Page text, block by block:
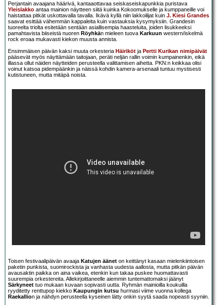
Perjantain avaajana häärivä, kantaaottavaa seiskaseiskapunkkia puristava
Yleislakko antaa mainion näytteen siitä kuinka Kokoomukselle ja kumppaneille voi
haistattaa pitkät uskottavalla tavalla. Ikävä kyllä niin lakkoilijat kuin J. Kiesi Grandes
saavat esittää vähemmän kappaleita kuin vastauksia kysymyksiin. Grandesin
tuoreelta triolta esitetään sentään asiallisempia haasteluita, joiden lisukkeeksi
pamahtavista biiseistä nuoren Röyhkän mieleen tuova Karkuun western/iskelmä
rock eroaa mukavasti kiekon muusta annista.
Ensimmäisen päivän kaksi muuta orkesteria Häiriköt ja Pertti Kurikan nimipäivät
pääsevät myös näyttämään taitojaan, peräti neljän rallin voimin kumpainenkin, eikä
illassa ollut näiden näytteiden perusteella valittamisen aihetta. PKN:n keikkaa olisi
voinut katsoa pidempäänkin ja näissä kohdin kamera-arsenaali tuntuu mystisesti
kutistuneen, mutta mitäpä noista.
Toisen festivaalipäivän avaaja Katujen äänet on keittänyt kasaan mielenkiintoisen
paketin punkista, suomirockista ja vanhasta uudesta aallosta, mutta pitkän päivän
avausaktin paikka on aina vaikea, etenkin kun takaa puskee huomattavasti
suurempia orkestereita. Allekirjoittaneelle aiemmin tuntemattomaksi jäänyt
Särkyneet tuo mukaan kuvaan sopivasti uutta. Ryhmän mainioilla koukuilla
ryyditetty renttupop kiekko Kaupungin kutsu hurmasi viime vuonna kollega
Raekallion ja nähdyn perusteella kyseinen lätty onkin syytä saada nopeasti syyniin.